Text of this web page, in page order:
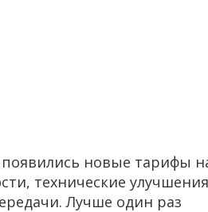
новые тарифы
технические
Лучше один раз